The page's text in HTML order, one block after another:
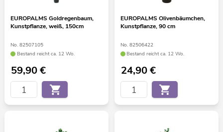
EUROPALMS Goldregenbaum,
Kunstpflanze, weiß, 150cm
No. 82507105
Bestand reicht ca. 12 Wo.
59,90€
EUROPALMS Olivenbäumchen,
Kunstpflanze, 90 cm
No. 82506422
Bestand reicht ca. 12 Wo.
24,90€